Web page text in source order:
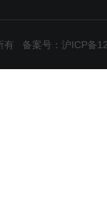
有 备案号：沪ICP备